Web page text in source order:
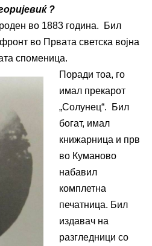
?
во 1883 година. Бил
во Првата светска војна
споменица.
Поради тоа, го
имал прекарот
„Солунец“. Бил
богат, имал
книжарница и прв
во Куманово
набавил
комплетна
печатница. Бил
издавач на
разгледници со